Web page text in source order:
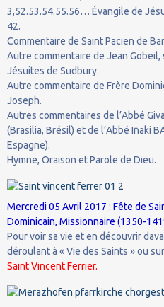
3,52.53.54.55.56… Évangile de
42.
Commentaire de Saint Pacien de
Autre commentaire de Jean Gobeil,
Jésuites de Sudbury.
Autre commentaire de Frère
Joseph.
Autres commentaires de l’Abbé
(Brasilia, Brésil) et de l’Abbé Iñaki
Espagne).
Hymne, Oraison et Parole de Dieu.
Mercredi 05 Avril 2017 : Fête de
Dominicain, Missionnaire (1350-
Pour voir sa vie et en découvrir
déroulant à « Vie des Saints » ou
Saint Vincent Ferrier.